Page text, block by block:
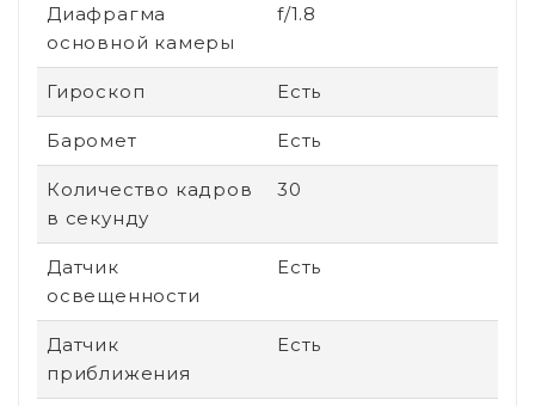
Диафрагма
основной камеры
f/1.8
Гироскоп Есть
Баромет Есть
Количество кадров
в секунду
30
Датчик
освещенности
Есть
Датчик
приближения
Есть